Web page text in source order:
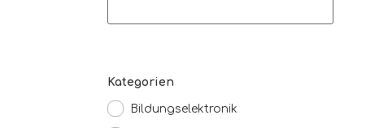
Kategorien
Bildungselektronik